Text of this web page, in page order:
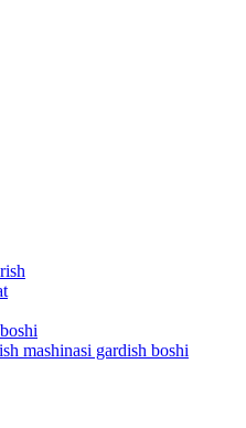
mashinasi gardish boshi